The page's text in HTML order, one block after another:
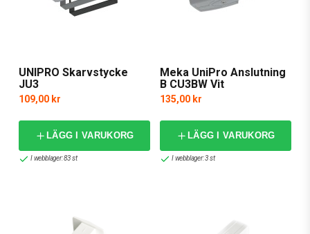
UNIPRO Skarvstycke
JU3
109,00 kr
LÄGG I VARUKORG
I webblager: 83 st
Meka UniPro Anslutning
B CU3BW Vit
135,00 kr
LÄGG I VARUKORG
I webblager: 3 st